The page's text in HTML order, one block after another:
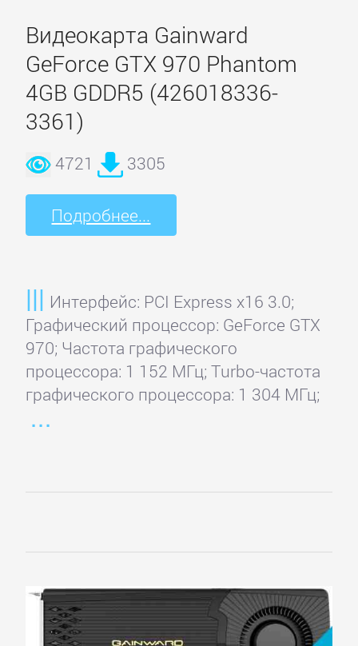
Видеокарта Gainward
GeForce GTX 970 Phantom
4GB GDDR5 (426018336-
3361)
4721 3305
Подробнее...
Интерфейс: PCI Express x16 3.0;
Графический процессор: GeForce GTX
970; Частота графического
процессора: 1 152 МГц; Turbo-частота
графического процессора: 1 304 МГц;